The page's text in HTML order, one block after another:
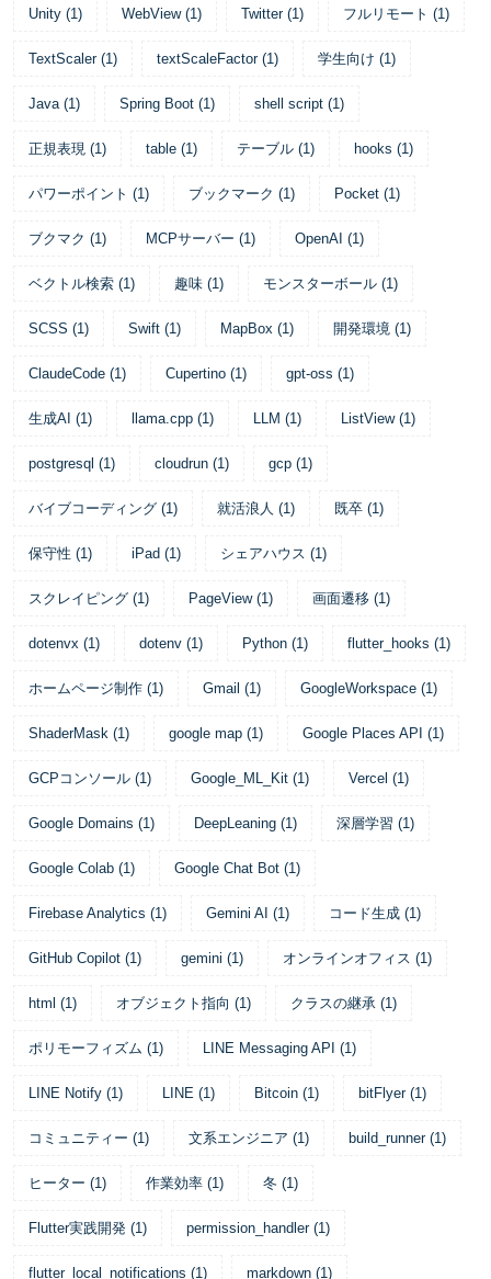
Unity (1) WebView (1) Twitter (1) フルリモート (1)
TextScaler (1) textScaleFactor (1) 学生向け (1)
Java (1) Spring Boot (1) shell script (1)
正規表現 (1) table (1) テーブル (1) hooks (1)
パワーポイント (1) ブックマーク (1) Pocket (1)
ブクマク (1) MCPサーバー (1) OpenAI (1)
ベクトル検索 (1) 趣味 (1) モンスターボール (1)
SCSS (1) Swift (1) MapBox (1) 開発環境 (1)
ClaudeCode (1) Cupertino (1) gpt-oss (1)
生成AI (1) llama.cpp (1) LLM (1) ListView (1)
postgresql (1) cloudrun (1) gcp (1)
バイブコーディング (1) 就活浪人 (1) 既卒 (1)
保守性 (1) iPad (1) シェアハウス (1)
スクレイピング (1) PageView (1) 画面遷移 (1)
dotenvx (1) dotenv (1) Python (1) flutter_hooks (1)
ホームページ制作 (1) Gmail (1) GoogleWorkspace (1)
ShaderMask (1) google map (1) Google Places API (1)
GCPコンソール (1) Google_ML_Kit (1) Vercel (1)
Google Domains (1) DeepLeaning (1) 深層学習 (1)
Google Colab (1) Google Chat Bot (1)
Firebase Analytics (1) Gemini AI (1) コード生成 (1)
GitHub Copilot (1) gemini (1) オンラインオフィス (1)
html (1) オブジェクト指向 (1) クラスの継承 (1)
ポリモーフィズム (1) LINE Messaging API (1)
LINE Notify (1) LINE (1) Bitcoin (1) bitFlyer (1)
コミュニティー (1) 文系エンジニア (1) build_runner (1)
ヒーター (1) 作業効率 (1) 冬 (1)
Flutter実践開発 (1) permission_handler (1)
flutter_local_notifications (1) markdown (1)